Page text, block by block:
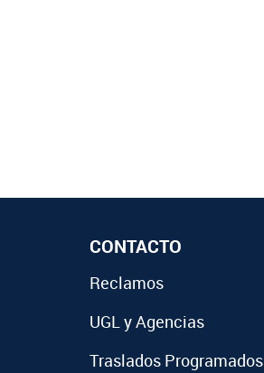
CONTACTO
Reclamos
UGL y Agencias
Traslados Programados